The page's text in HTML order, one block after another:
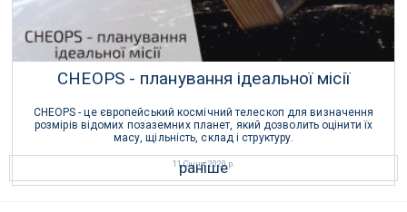
CHEOPS - планування ідеальної місії
CHEOPS - це європейський космічний телескоп для визначення
розмірів відомих позаземних планет, який дозволить оцінити їх
масу, щільність, склад і структуру.
11 Січня 2020 р.
раніше